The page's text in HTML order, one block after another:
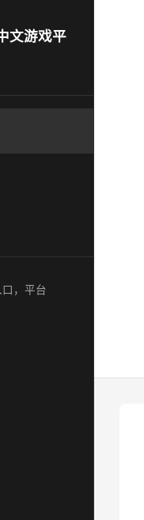
文游戏平
，平台